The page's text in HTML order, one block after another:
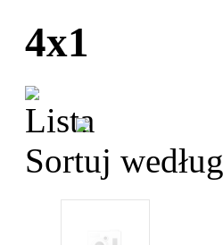
4x1
Sortuj według